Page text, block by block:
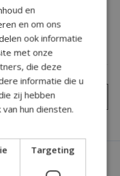
Je beoordeling toevoegen
en
en om ons
ook informatie
met onze
die deze
informatie die u
zij hebben
hun diensten.
Targeting